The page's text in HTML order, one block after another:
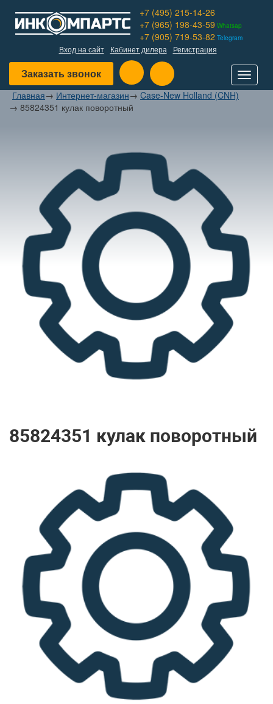
+7 (495) 215-14-26
+7 (965) 198-43-59 Whatsap
+7 (905) 719-53-82 Telegram
Вход на сайт Кабинет дилера Регистрация
Заказать звонок
Toggle
Главная→ Интернет-магазин→ Case-New Holland (CNH)
→ 85824351 кулак поворотный
85824351 кулак поворотный